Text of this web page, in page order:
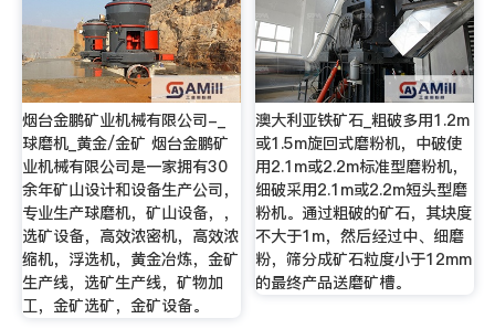
烟台金鹏矿业机械有限公司-_
球磨机_黄金/金矿 烟台金鹏矿
业机械有限公司是一家拥有30
余年矿山设计和设备生产公司，
专业生产球磨机，矿山设备，，
选矿设备，高效浓密机，高效浓
缩机，浮选机，黄金冶炼，金矿
生产线，选矿生产线，矿物加
工，金矿选矿，金矿设备。
澳大利亚铁矿石_粗破多用1.2m
或1.5m旋回式磨粉机，中破使
用2.1m或2.2m标准型磨粉机，
细破采用2.1m或2.2m短头型磨
粉机。通过粗破的矿石，其块度
不大于1m，然后经过中、细磨
粉，筛分成矿石粒度小于12mm
的最终产品送磨矿槽。